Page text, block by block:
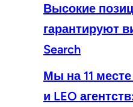
Высокие
гарантируют
Search
Мы на 11 месте
и LEO